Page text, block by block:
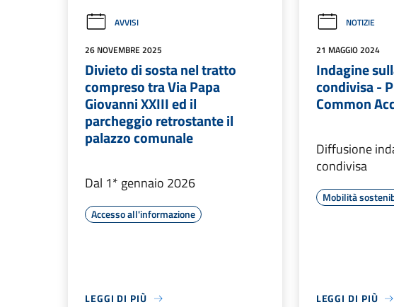
AVVISI
26 NOVEMBRE 2025
Divieto di sosta nel tratto
compreso tra Via Papa
Giovanni XXIII ed il
parcheggio retrostante il
palazzo comunale
Dal 1* gennaio 2026
Accesso all'informazione
LEGGI DI PIÙ
NOTIZIE
21 MAGGIO 2024
Indagine
condivisa -
Common
Diffusione
condivisa
Mobilità
LEGGI DI PIÙ